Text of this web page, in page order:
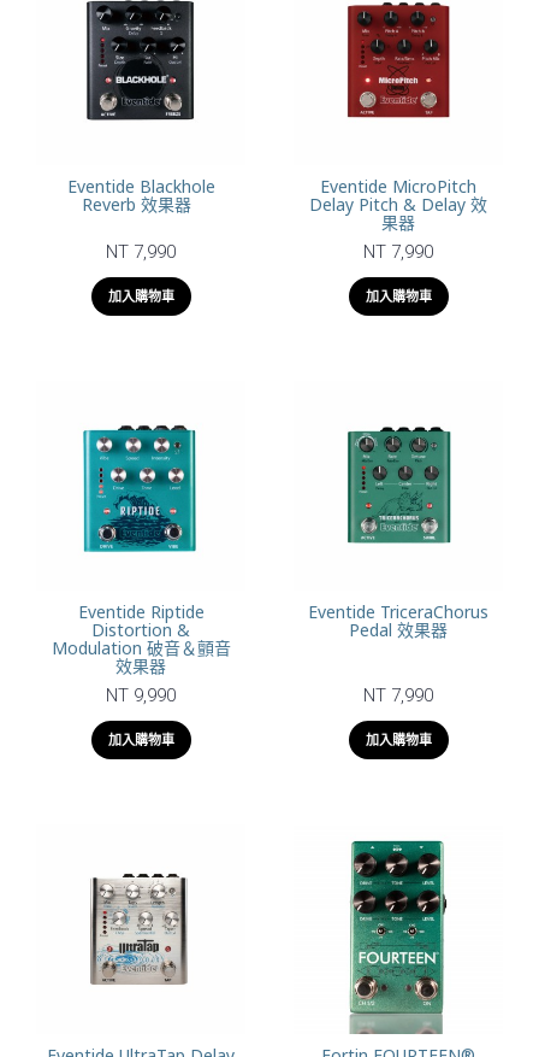
Eventide Blackhole
Reverb 效果器
NT 7,990
加入購物車
Eventide MicroPitch
Delay Pitch & Delay 效
果器
NT 7,990
加入購物車
Eventide Riptide
Distortion &
Modulation 破音＆顫音
效果器
NT 9,990
加入購物車
Eventide TriceraChorus
Pedal 效果器
NT 7,990
加入購物車